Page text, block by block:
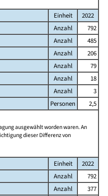
Einheit
2022
Anzahl
792
Anzahl
485
Anzahl
206
Anzahl
79
Anzahl
18
Anzahl
3
Personen
2,5
ausgewählt worden waren. An
dieser Differenz von
Einheit
2022
Anzahl
792
Anzahl
377